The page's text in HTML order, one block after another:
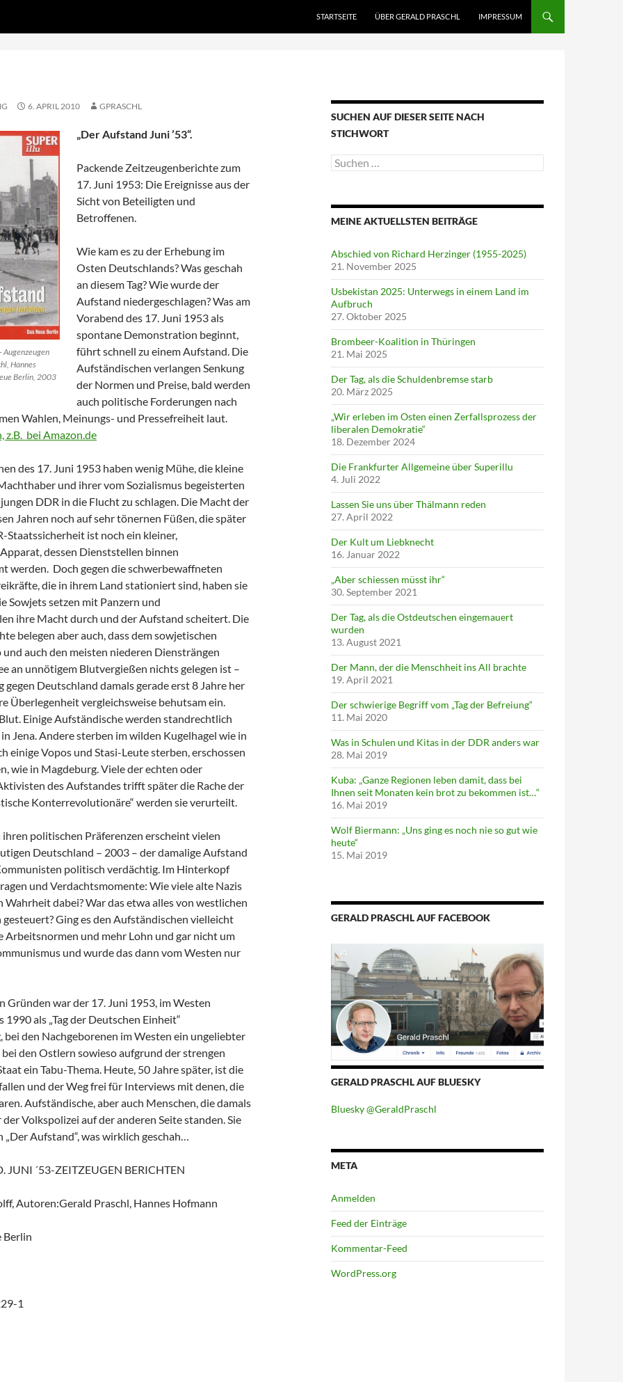
STARTSEITE ÜBER GERALD PRASCHL IMPRESSUM
6. APRIL 2010 GPRASCHL
Augenzeugen
Hannes
Berlin, 2003
„Der Aufstand Juni ’53“.
Packende Zeitzeugenberichte zum
17. Juni 1953: Die Ereignisse aus der
Sicht von Beteiligten und
Betroffenen.
Wie kam es zu der Erhebung im
Osten Deutschlands? Was geschah
an diesem Tag? Wie wurde der
Aufstand niedergeschlagen? Was am
Vorabend des 17. Juni 1953 als
spontane Demonstration beginnt,
führt schnell zu einem Aufstand. Die
Aufständischen verlangen Senkung
der Normen und Preise, bald werden
auch politische Forderungen nach
Wahlen, Meinungs- und Pressefreiheit laut.
z.B. bei Amazon.de
des 17. Juni 1953 haben wenig Mühe, die kleine
und ihrer vom Sozialismus begeisterten
DDR in die Flucht zu schlagen. Die Macht der
Jahren noch auf sehr tönernen Füßen, die später
Staatssicherheit ist noch ein kleiner,
dessen Dienststellen binnen
werden. Doch gegen die schwerbewaffneten
die in ihrem Land stationiert sind, haben sie
Sowjets setzen mit Panzern und
ihre Macht durch und der Aufstand scheitert. Die
belegen aber auch, dass dem sowjetischen
auch den meisten niederen Diensträngen
an unnötigem Blutvergießen nichts gelegen ist –
gegen Deutschland damals gerade erst 8 Jahre her
Überlegenheit vergleichsweise behutsam ein.
Einige Aufständische werden standrechtlich
Jena. Andere sterben im wilden Kugelhagel wie in
einige Vopos und Stasi-Leute sterben, erschossen
wie in Magdeburg. Viele der echten oder
des Aufstandes trifft später die Rache der
Konterrevolutionäre“ werden sie verurteilt.
politischen Präferenzen erscheint vielen
Deutschland – 2003 – der damalige Aufstand
politisch verdächtig. Im Hinterkopf
und Verdachtsmomente: Wie viele alte Nazis
Wahrheit dabei? War das etwa alles von westlichen
Ging es den Aufständischen vielleicht
Arbeitsnormen und mehr Lohn und gar nicht um
und wurde das dann vom Westen nur
Gründen war der 17. Juni 1953, im Westen
1990 als „Tag der Deutschen Einheit“
den Nachgeborenen im Westen ein ungeliebter
den Ostlern sowieso aufgrund der strengen
ein Tabu-Thema. Heute, 50 Jahre später, ist die
und der Weg frei für Interviews mit denen, die
Aufständische, aber auch Menschen, die damals
der Volkspolizei auf der anderen Seite standen. Sie
„Der Aufstand“, was wirklich geschah…
JUNI ´53-ZEITZEUGEN BERICHTEN
Autoren:Gerald Praschl, Hannes Hofmann
Berlin
1
SUCHEN AUF DIESER SEITE NACH
STICHWORT
Suche
nach:
MEINE AKTUELLSTEN BEITRÄGE
Abschied von Richard Herzinger (1955-2025)
21. November 2025
Usbekistan 2025: Unterwegs in einem Land im
Aufbruch
27. Oktober 2025
Brombeer-Koalition in Thüringen
21. Mai 2025
Der Tag, als die Schuldenbremse starb
20. März 2025
„Wir erleben im Osten einen Zerfallsprozess der
liberalen Demokratie“
18. Dezember 2024
Die Frankfurter Allgemeine über Superillu
4. Juli 2022
Lassen Sie uns über Thälmann reden
27. April 2022
Der Kult um Liebknecht
16. Januar 2022
„Aber schiessen müsst ihr“
30. September 2021
Der Tag, als die Ostdeutschen eingemauert
wurden
13. August 2021
Der Mann, der die Menschheit ins All brachte
19. April 2021
Der schwierige Begriff vom „Tag der Befreiung“
11. Mai 2020
Was in Schulen und Kitas in der DDR anders war
28. Mai 2019
Kuba: „Ganze Regionen leben damit, dass bei
Ihnen seit Monaten kein brot zu bekommen ist…“
16. Mai 2019
Wolf Biermann: „Uns ging es noch nie so gut wie
heute“
15. Mai 2019
GERALD PRASCHL AUF FACEBOOK
GERALD PRASCHL AUF BLUESKY
Bluesky @GeraldPraschl
META
Anmelden
Feed der Einträge
Kommentar-Feed
WordPress.org